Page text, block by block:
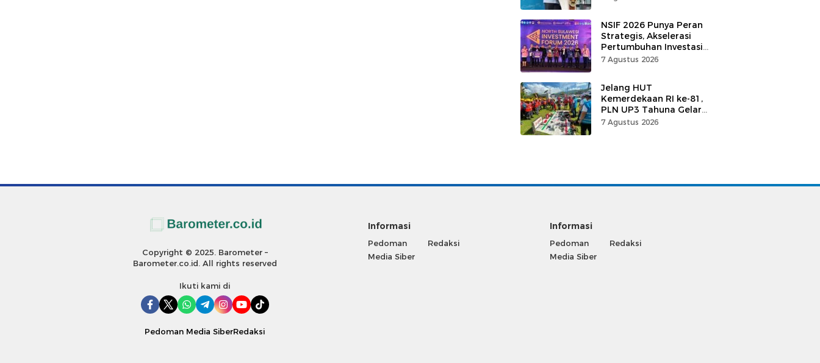
NSIF 2026 Punya Peran
Strategis, Akselerasi
Pertumbuhan Investasi
di Sulut
7 Agustus 2026
Jelang HUT
Kemerdekaan RI ke-81,
PLN UP3 Tahuna Gelar
Apel dan Inspeksi
7 Agustus 2026
Copyright © 2025. Barometer –
Barometer.co.id. All rights reserved
Ikuti kami di
Pedoman Media SiberRedaksi
Informasi
Pedoman
Media Siber
Redaksi
Informasi
Pedoman
Media Siber
Redaksi